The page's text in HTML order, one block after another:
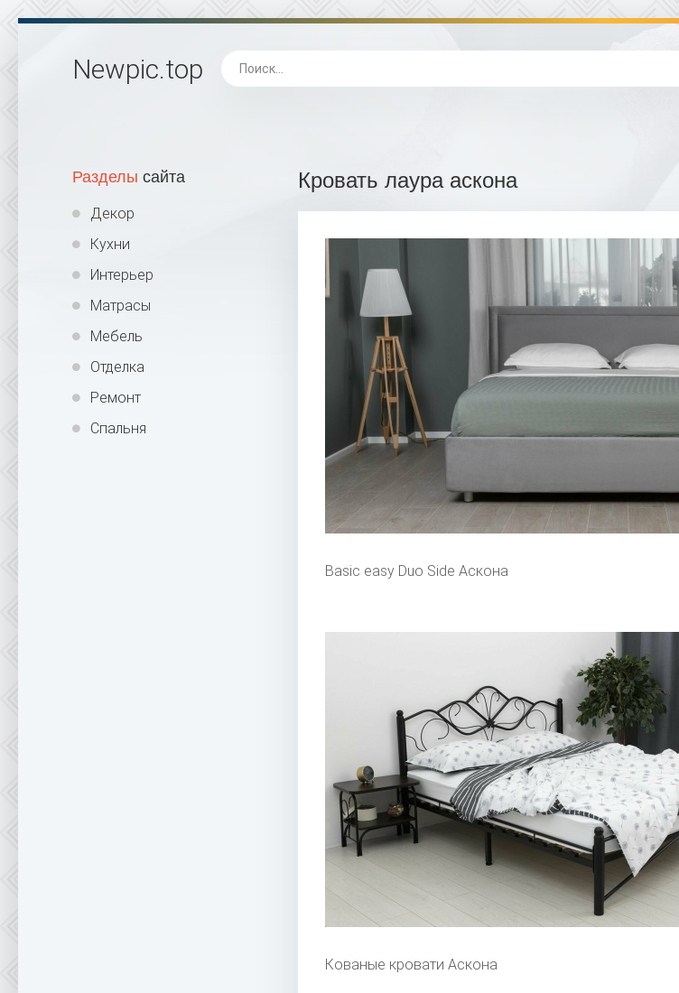
Newpic.top
Разделы сайта
Декор
Кухни
Интерьер
Матрасы
Мебель
Отделка
Ремонт
Спальня
Кровать лаура аскона
Basic easy Duo Side Аскона
Кованые кровати Аскона